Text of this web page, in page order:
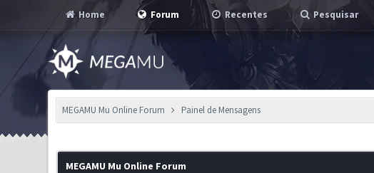
Home Forum Recentes Pesquisar
MEGAMU Mu Online Forum Painel de Mensagens
MEGAMU Mu Online Forum